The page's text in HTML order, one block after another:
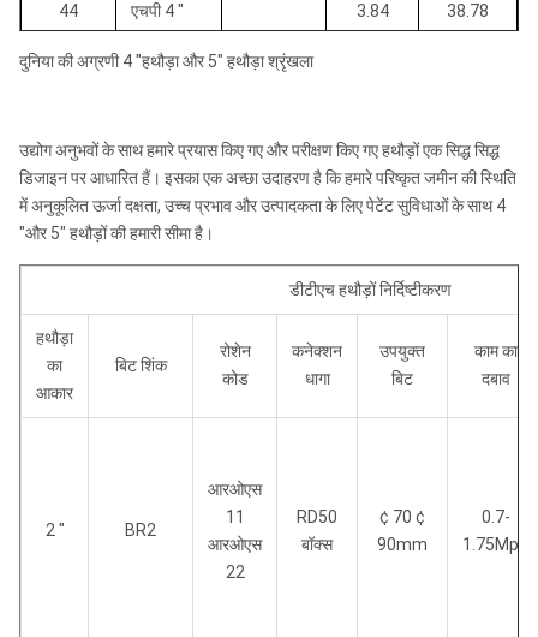
44
एचपी 4 "
3.84
38.78
आरओएस
आरएच 460
66/145
52
जी 5 "
4.96
42.01
आरओएस
54
आरएच 460
एचपी 5 "
76/168
126 /
1067 /
62
6 "
100/220
142 /
5.5 9
1155 /
45.47
आरओएस
64
आरएच 460
117/257
150 /
1155 /
45.47
जी 8 "
244/537
1 9 4 /
7.64
1426 /
56.14
दुनिया की अग्रणी 4 "हथौड़ा और 5" हथौड़ा श्रृंखला
उद्योग अनुभवों के साथ हमारे प्रयास किए गए और परीक्षण किए गए हथौड़ों एक सिद्ध सिद्ध
डिजाइन पर आधारित हैं। इसका एक अच्छा उदाहरण है कि हमारे परिष्कृत जमीन की स्थिति
में अनुकूलित ऊर्जा दक्षता, उच्च प्रभाव और उत्पादकता के लिए पेटेंट सुविधाओं के साथ 4
"और 5" हथौड़ों की हमारी सीमा है।
डीटीएच हथौड़ों निर्दिष्टीकरण
हथौड़ा
का
आकार
बिट शिंक
रोशेन
कोड
कनेक्शन
धागा
उपयुक्त
बिट
काम का
दबाव
2 " BR2
आरओएस
11
आरओएस
22
RD50
बॉक्स
¢ 70 ¢
90mm
0.7-
1.75Mpa